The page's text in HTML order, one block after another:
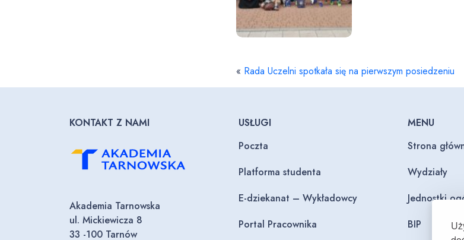
« Rada Uczelni spotkała się na pierwszym posiedzeniu
KONTAKT Z NAMI
Akademia Tarnowska
ul. Mickiewicza 8
33 -100 Tarnów
USŁUGI
Poczta
Platforma studenta
E-dziekanat – Wykładowcy
Portal Pracownika
MENU
Strona
Wydziały
Jednostki
BIP